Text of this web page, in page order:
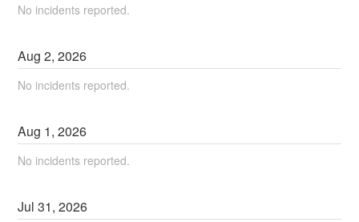
No incidents reported.
Aug2,2026
No incidents reported.
Aug 1,2026
No incidents reported.
Jul31,2026